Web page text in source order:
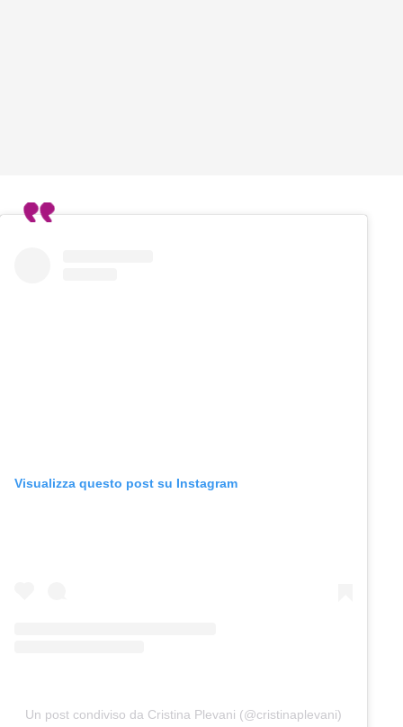
Visualizza questo post su Instagram
Un post condiviso da Cristina Plevani (@cristinaplevani)